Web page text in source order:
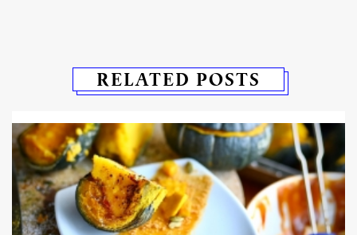
RELATED POSTS